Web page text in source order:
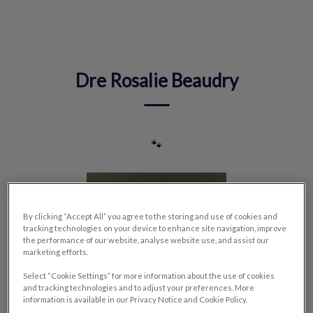
Dre Rosalie Beaudry
🐾
By clicking “Accept All” you agree to the storing and use of cookies and
tracking technologies on your device to enhance site navigation, improve
the performance of our website, analyse website use, and assist our
marketing efforts.
Select “Cookie Settings” for more information about the use of cookies
and tracking technologies and to adjust your preferences. More
information is available in our Privacy Notice and Cookie Policy.